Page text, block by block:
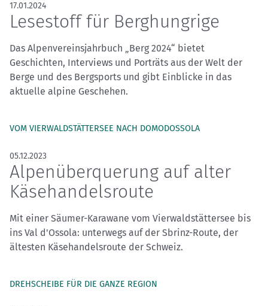
17.01.2024
Lesestoff für Berghungrige
Das Alpenvereinsjahrbuch „Berg 2024“ bietet
Geschichten, Interviews und Porträts aus der Welt der
Berge und des Bergsports und gibt Einblicke in das
aktuelle alpine Geschehen.
VOM VIERWALDSTÄTTERSEE NACH DOMODOSSOLA
05.12.2023
Alpenüberquerung auf alter
Käsehandelsroute
Mit einer Säumer-Karawane vom Vierwaldstättersee bis
ins Val d'Ossola: unterwegs auf der Sbrinz-Route, der
ältesten Käsehandelsroute der Schweiz.
DREHSCHEIBE FÜR DIE GANZE REGION